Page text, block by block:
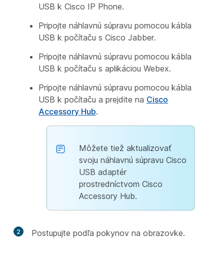
USB k Cisco IP Phone.
Pripojte náhlavnú súpravu pomocou kábla
USB k počítaču s Cisco Jabber.
Pripojte náhlavnú súpravu pomocou kábla
USB k počítaču s aplikáciou Webex.
Pripojte náhlavnú súpravu pomocou kábla
USB k počítaču a prejdite na Cisco
Accessory Hub.
Môžete tiež aktualizovať
svoju náhlavnú súpravu Cisco
USB adaptér
prostredníctvom Cisco
Accessory Hub.
2 Postupujte podľa pokynov na obrazovke.